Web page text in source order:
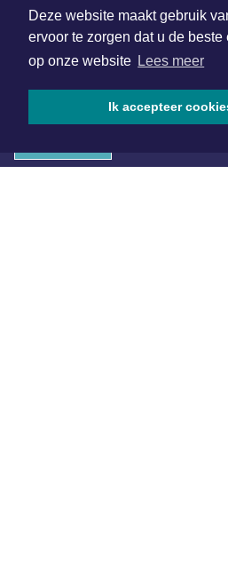
Deze website maakt gebruik
ervoor te zorgen dat u de beste
op onze website Lees meer
Ik accepteer
NIEUWSBRIEF AANMELDEN
Schrijf je in voor onze nieuwsbrief
samenvatting van alle